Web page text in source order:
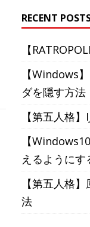
RECENT
【
【Windows
ダを隠す方法
【第五人格】
【
えるように
【第五人格
法